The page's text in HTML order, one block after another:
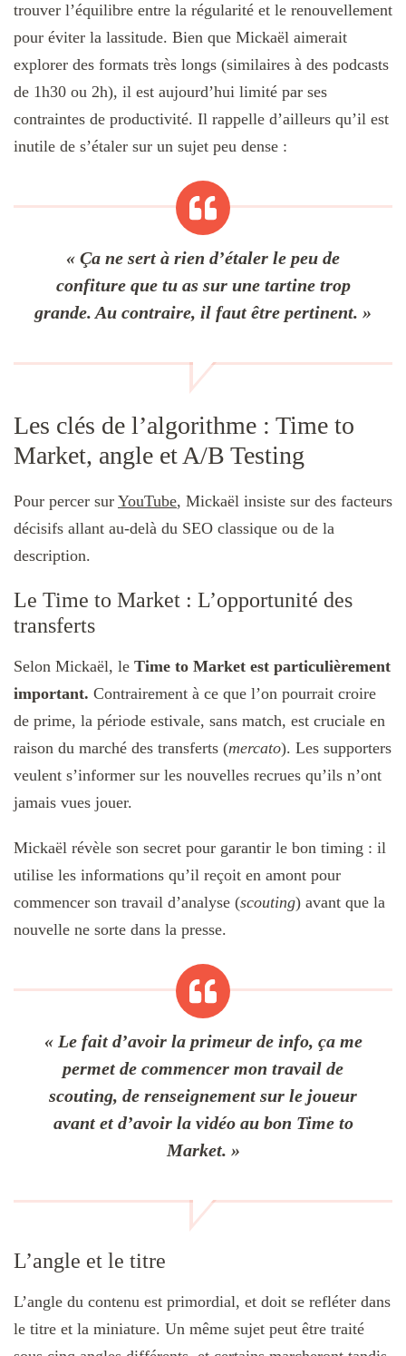
trouver l’équilibre entre la régularité et le renouvellement
pour éviter la lassitude. Bien que Mickaël aimerait
explorer des formats très longs (similaires à des podcasts
de 1h30 ou 2h), il est aujourd’hui limité par ses
contraintes de productivité. Il rappelle d’ailleurs qu’il est
inutile de s’étaler sur un sujet peu dense :
« Ça ne sert à rien d’étaler le peu de
confiture que tu as sur une tartine trop
grande. Au contraire, il faut être pertinent. »
Les clés de l’algorithme : Time to
Market, angle et A/B Testing
Pour percer sur YouTube, Mickaël insiste sur des facteurs
décisifs allant au-delà du SEO classique ou de la
description.
Le Time to Market : L’opportunité des
transferts
Selon Mickaël, le Time to Market est particulièrement
important. Contrairement à ce que l’on pourrait croire
de prime, la période estivale, sans match, est cruciale en
raison du marché des transferts (mercato). Les supporters
veulent s’informer sur les nouvelles recrues qu’ils n’ont
jamais vues jouer.
Mickaël révèle son secret pour garantir le bon timing : il
utilise les informations qu’il reçoit en amont pour
commencer son travail d’analyse (scouting) avant que la
nouvelle ne sorte dans la presse.
« Le fait d’avoir la primeur de info, ça me
permet de commencer mon travail de
scouting, de renseignement sur le joueur
avant et d’avoir la vidéo au bon Time to
Market. »
L’angle et le titre
L’angle du contenu est primordial, et doit se refléter dans
le titre et la miniature. Un même sujet peut être traité